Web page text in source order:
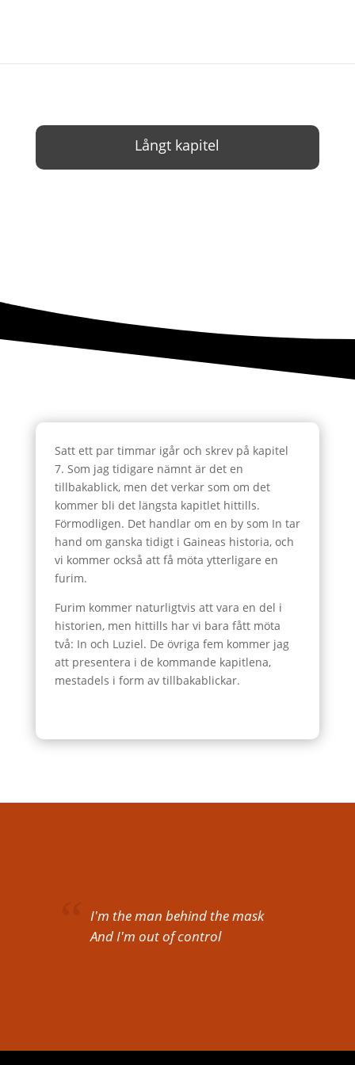
Långt kapitel
Satt ett par timmar igår och skrev på kapitel
7. Som jag tidigare nämnt är det en
tillbakablick, men det verkar som om det
kommer bli det längsta kapitlet hittills.
Förmodligen. Det handlar om en by som In tar
hand om ganska tidigt i Gaineas historia, och
vi kommer också att få möta ytterligare en
furim.
Furim kommer naturligtvis att vara en del i
historien, men hittills har vi bara fått möta
två: In och Luziel. De övriga fem kommer jag
att presentera i de kommande kapitlena,
mestadels i form av tillbakablickar.
I'm the man behind the mask
And I'm out of control